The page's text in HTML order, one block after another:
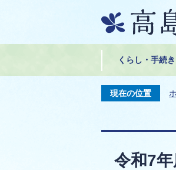
くらし・手続き
現在の位置
令和7年